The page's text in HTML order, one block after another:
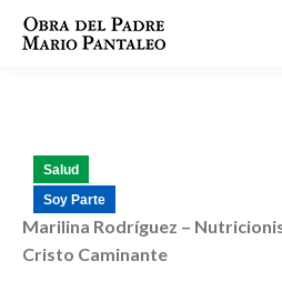
Salud
Soy Parte
Marilina Rodríguez –
Cristo Caminante